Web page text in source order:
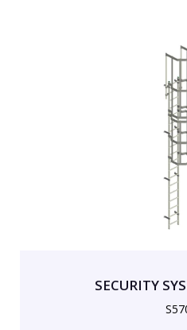
SECURITY